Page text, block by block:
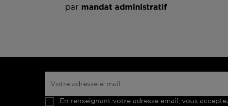
par mandat administratif
En renseignant votre adresse email, vous